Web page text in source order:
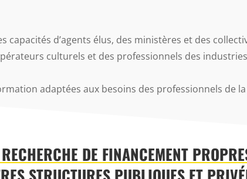
capacités d’agents élus, des ministères et des
culturels et des professionnels des
adaptées aux besoins des professionnels de
DE FINANCEMENT